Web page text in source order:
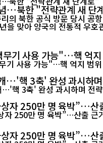
…북한 "전략관계 새 단
을 맞아 양국의 전통적 우호
무기 사용 가능"…핵 억지
…'핵 3축' 완성 과시하
자 250만 명 육박”…산
자 250만 명 육박”…산